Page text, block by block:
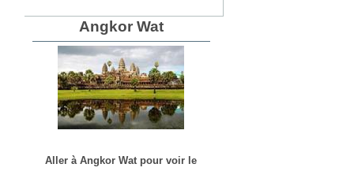
Angkor Wat
Aller à Angkor Wat pour voir le